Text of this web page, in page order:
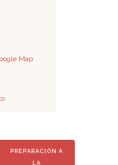
Map
PREPARACIÓN A
LA